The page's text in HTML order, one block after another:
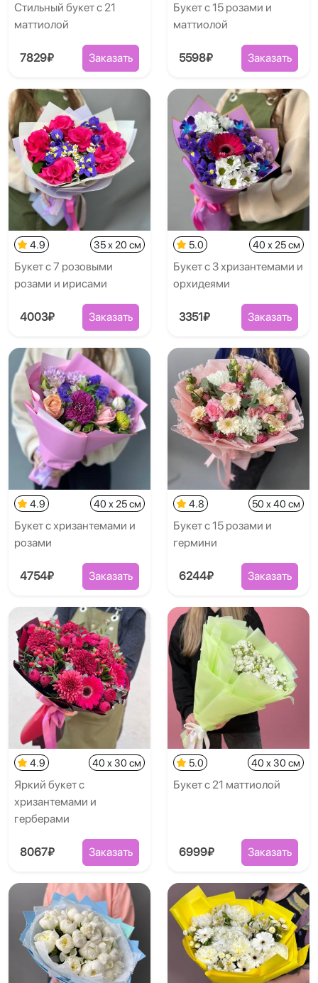
Стильный букет с 21
маттиолой
7829₽ Заказать
Букет с 15 розами и
маттиолой
5598₽ Заказать
4.9 35 x 20 см
Букет с 7 розовыми
розами и ирисами
4003₽ Заказать
5.0 40 x 25 см
Букет с 3 хризантемами и
орхидеями
3351₽ Заказать
4.9 40 x 25 см
Букет с хризантемами и
розами
4754₽ Заказать
4.8 50 x 40 см
Букет с 15 розами и
гермини
6244₽ Заказать
4.9 40 x 30 см
Яркий букет с
хризантемами и
герберами
8067₽ Заказать
5.0 40 x 30 см
Букет с 21 маттиолой
6999₽ Заказать